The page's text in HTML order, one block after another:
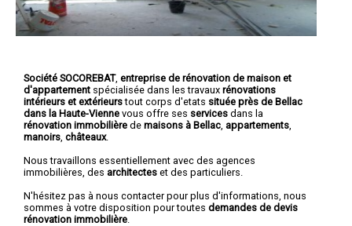
Société SOCOREBAT, entreprise de rénovation de maison et
d'appartement spécialisée dans les travaux rénovations
intérieurs et extérieurstout corps d'etats située près de Bellac
dans la Haute-Vienne vous offre ses services dans la
rénovation immobilière de maisons à Bellac appartements
manoirs châteaux.
Nous travaillons essentiellement avec des agences
immobilières, des architectes et des particuliers.
N'hésitez pas à nous contacter pour plus d'informations, nous
sommes à votre disposition pour toutes demandes de devis
rénovation immobilière